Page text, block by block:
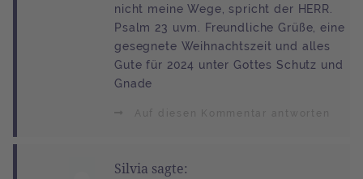
nicht meine Wege, spricht der HERR.
Psalm 23 uvm. Freundliche Grüße, eine
gesegnete Weihnachtszeit und alles
Gute für 2024 unter Gottes Schutz und
Gnade
Auf diesen Kommentar antworten
Silvia sagte: